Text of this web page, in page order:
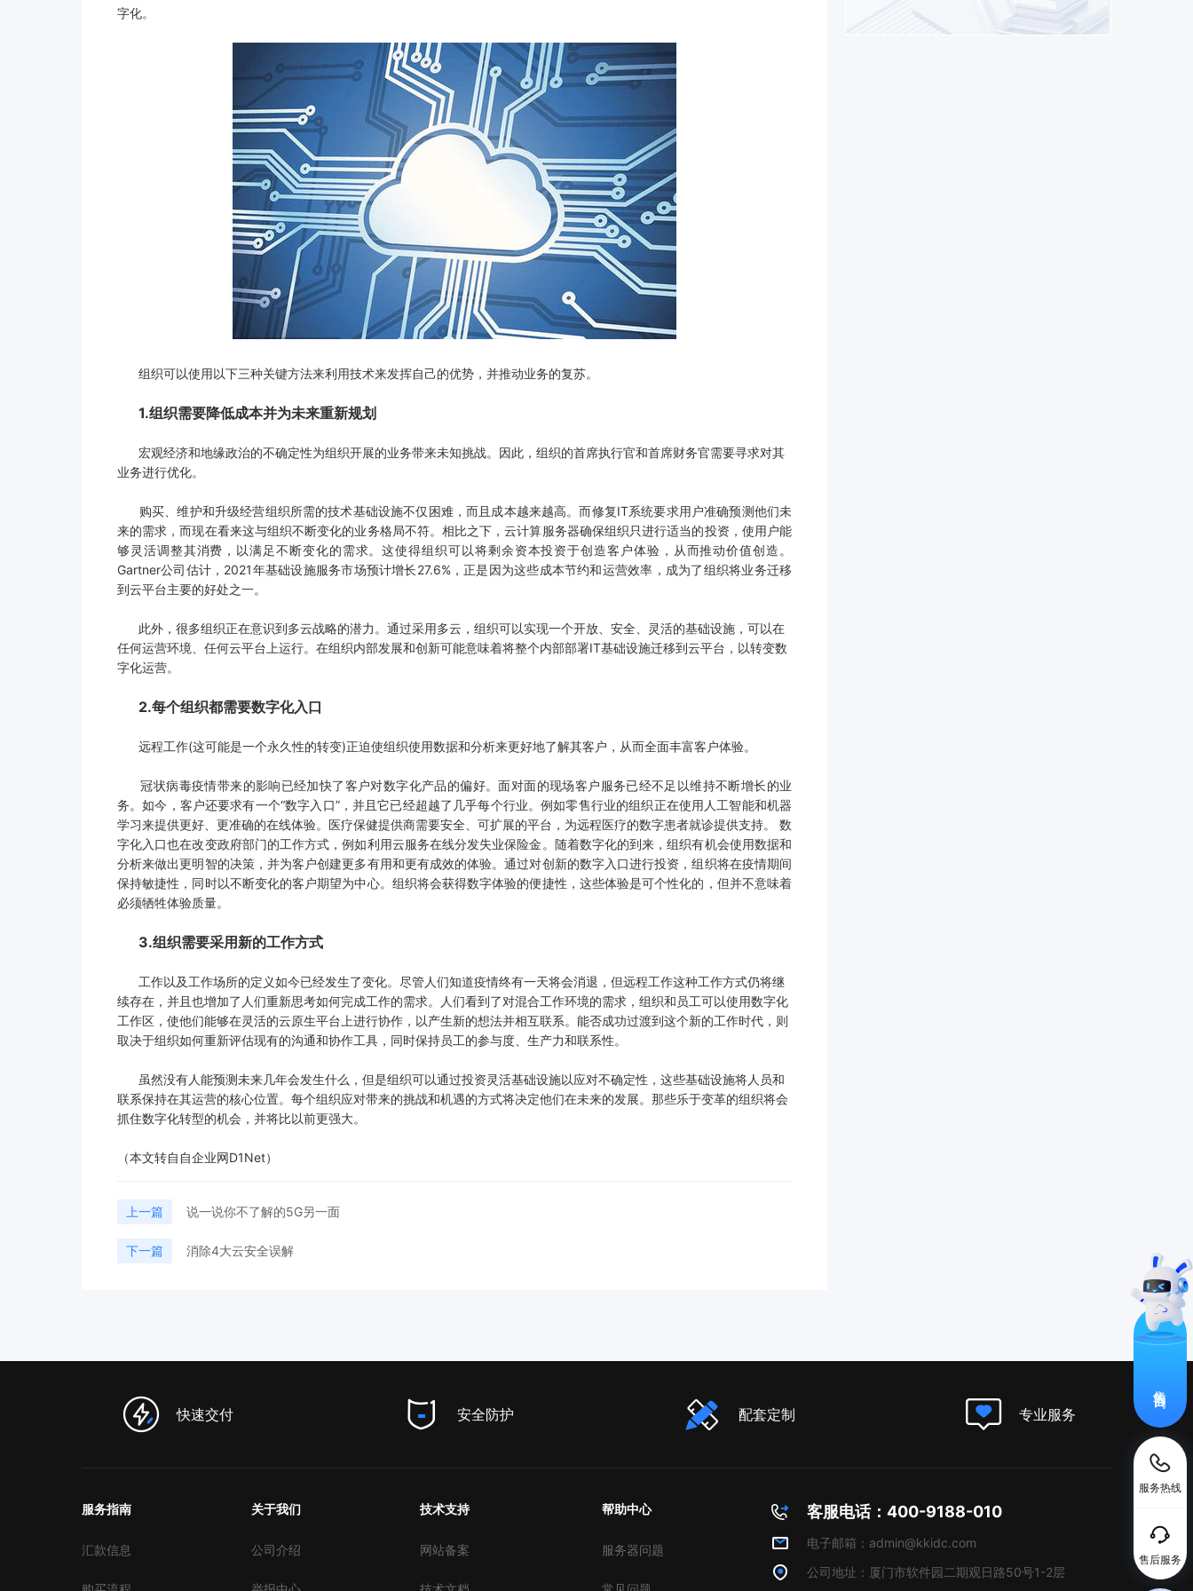
字化。
组织可以使用以下三种关键方法来利用技术来发挥自己的优势，并推动业务的复苏。
1.组织需要降低成本并为未来重新规划
宏观经济和地缘政治的不确定性为组织开展的业务带来未知挑战。因此，组织的首席执行官和首席财务官需要寻求对其
业务进行优化。
购买、维护和升级经营组织所需的技术基础设施不仅困难，而且成本越来越高。而修复IT系统要求用户准确预测他们未
来的需求，而现在看来这与组织不断变化的业务格局不符。相比之下，云计算服务器确保组织只进行适当的投资，使用户能
够灵活调整其消费，以满足不断变化的需求。这使得组织可以将剩余资本投资于创造客户体验，从而推动价值创造。
Gartner公司估计，2021年基础设施服务市场预计增长27.6%，正是因为这些成本节约和运营效率，成为了组织将业务迁移
到云平台主要的好处之一。
此外，很多组织正在意识到多云战略的潜力。通过采用多云，组织可以实现一个开放、安全、灵活的基础设施，可以在
任何运营环境、任何云平台上运行。在组织内部发展和创新可能意味着将整个内部部署IT基础设施迁移到云平台，以转变数
字化运营。
2.每个组织都需要数字化入口
远程工作(这可能是一个永久性的转变)正迫使组织使用数据和分析来更好地了解其客户，从而全面丰富客户体验。
冠状病毒疫情带来的影响已经加快了客户对数字化产品的偏好。面对面的现场客户服务已经不足以维持不断增长的业
务。如今，客户还要求有一个“数字入口”，并且它已经超越了几乎每个行业。例如零售行业的组织正在使用人工智能和机器
学习来提供更好、更准确的在线体验。医疗保健提供商需要安全、可扩展的平台，为远程医疗的数字患者就诊提供支持。 数
字化入口也在改变政府部门的工作方式，例如利用云服务在线分发失业保险金。随着数字化的到来，组织有机会使用数据和
分析来做出更明智的决策，并为客户创建更多有用和更有成效的体验。通过对创新的数字入口进行投资，组织将在疫情期间
保持敏捷性，同时以不断变化的客户期望为中心。组织将会获得数字体验的便捷性，这些体验是可个性化的，但并不意味着
必须牺牲体验质量。
3.组织需要采用新的工作方式
工作以及工作场所的定义如今已经发生了变化。尽管人们知道疫情终有一天将会消退，但远程工作这种工作方式仍将继
续存在，并且也增加了人们重新思考如何完成工作的需求。人们看到了对混合工作环境的需求，组织和员工可以使用数字化
工作区，使他们能够在灵活的云原生平台上进行协作，以产生新的想法并相互联系。能否成功过渡到这个新的工作时代，则
取决于组织如何重新评估现有的沟通和协作工具，同时保持员工的参与度、生产力和联系性。
虽然没有人能预测未来几年会发生什么，但是组织可以通过投资灵活基础设施以应对不确定性，这些基础设施将人员和
联系保持在其运营的核心位置。每个组织应对带来的挑战和机遇的方式将决定他们在未来的发展。那些乐于变革的组织将会
抓住数字化转型的机会，并将比以前更强大。
（本文转自自企业网D1Net）
上一篇 说一说你不了解的5G另一面
下一篇 消除4大云安全误解
服务热线
售后服务
快速交付 安全防护 配套定制 专业服务
服务指南
汇款信息
关于我们
公司介绍
技术支持
网站备案
帮助中心
服务器问题
客服电话：400-9188-010
电子邮箱：admin@kkidc.com
公司地址：厦门市软件园二期观日路50号1-2层